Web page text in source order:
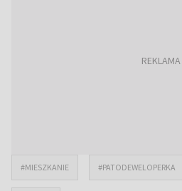
#MIESZKANIE #PATODEWELOPERKA